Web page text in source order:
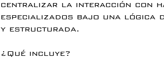
centralizar la interacción con
especializados bajo una lógica
y estructurada.
¿Qué incluye?